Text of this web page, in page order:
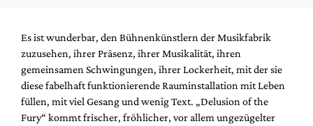
Es ist wunderbar, den Bühnenkünstlern der Musikfabrik
zuzusehen, ihrer Präsenz, ihrer Musikalität, ihren
gemeinsamen Schwingungen, ihrer Lockerheit, mit der sie
diese fabelhaft funktionierende Rauminstallation mit Leben
füllen, mit viel Gesang und wenig Text. „Delusion of the
Fury“ kommt frischer, fröhlicher, vor allem ungezügelter